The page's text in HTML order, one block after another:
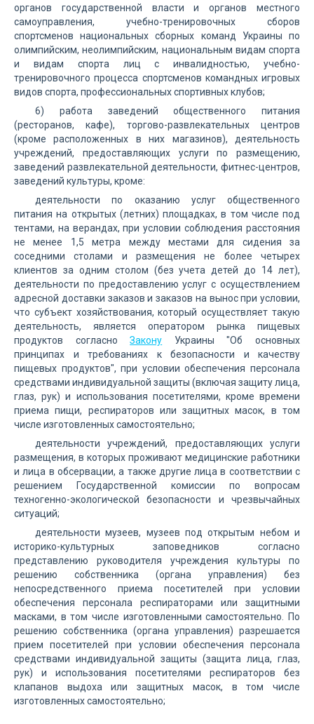
органов государственной власти и органов местного
самоуправления, учебно-тренировочных сборов
спортсменов национальных сборных команд Украины по
олимпийским, неолимпийским, национальным видам спорта
и видам спорта лиц с инвалидностью, учебно-
тренировочного процесса спортсменов командных игровых
видов спорта, профессиональных спортивных клубов;
6) работа заведений общественного питания
(ресторанов, кафе), торгово-развлекательных центров
(кроме расположенных в них магазинов), деятельность
учреждений, предоставляющих услуги по размещению,
заведений развлекательной деятельности, фитнес-центров,
заведений культуры, кроме:
деятельности по оказанию услуг общественного
питания на открытых (летних) площадках, в том числе под
тентами, на верандах, при условии соблюдения расстояния
не менее 1,5 метра между местами для сидения за
соседними столами и размещения не более четырех
клиентов за одним столом (без учета детей до 14 лет),
деятельности по предоставлению услуг с осуществлением
адресной доставки заказов и заказов на вынос при условии,
что субъект хозяйствования, который осуществляет такую
деятельность, является оператором рынка пищевых
продуктов согласноЗакону Украины "Об основных
принципах и требованиях к безопасности и качеству
пищевых продуктов", при условии обеспечения персонала
средствами индивидуальной защиты (включая защиту лица,
глаз, рук) и использования посетителями, кроме времени
приема пищи, респираторов или защитных масок, в том
числе изготовленных самостоятельно;
деятельности учреждений, предоставляющих услуги
размещения, в которых проживают медицинские работники
и лица в обсервации, а также другие лица в соответствии с
решением Государственной комиссии по вопросам
техногенно-экологической безопасности и чрезвычайных
ситуаций;
деятельности музеев, музеев под открытым небом и
историко-культурных заповедников согласно
представлению руководителя учреждения культуры по
решению собственника (органа управления) без
непосредственного приема посетителей при условии
обеспечения персонала респираторами или защитными
масками, в том числе изготовленными самостоятельно. По
решению собственника (органа управления) разрешается
прием посетителей при условии обеспечения персонала
средствами индивидуальной защиты (защита лица, глаз,
рук) и использования посетителями респираторов без
клапанов выдоха или защитных масок, в том числе
изготовленных самостоятельно;